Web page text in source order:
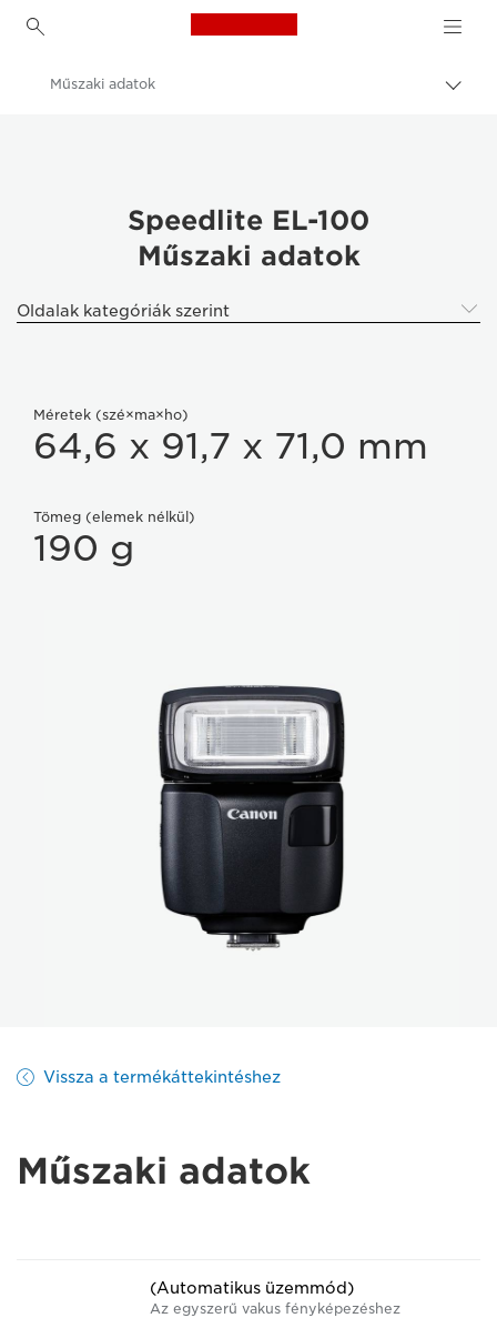
Canon Logo, back to
Speedlite EL-100
Műszaki adatok
Speedlite EL-100
Műszaki adatok
Oldalak kategóriák szerint
Méretek (szé×ma×ho)
64,6 x 91,7 x 71,0 mm
Tömeg (elemek nélkül)
190 g
Vissza a termékáttekintéshez
Műszaki adatok
(Automatikus üzemmód)
Az egyszerű vakus fényképezéshez